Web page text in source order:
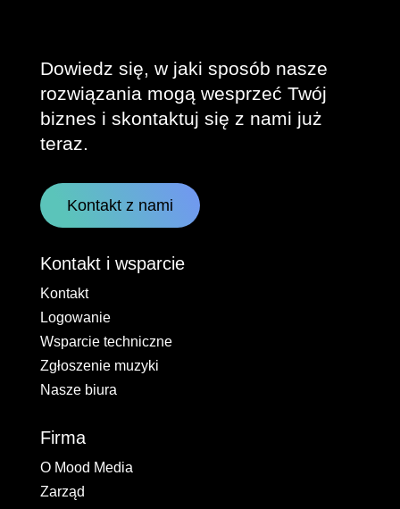
Dowiedz się, w jaki sposób nasze
rozwiązania mogą wesprzeć Twój
biznes i skontaktuj się z nami już
teraz.
Kontakt z nami
Kontakt i wsparcie
Kontakt
Logowanie
Wsparcie techniczne
Zgłoszenie muzyki
Nasze biura
Firma
O Mood Media
Zarząd